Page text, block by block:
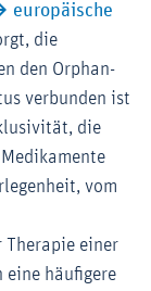
europäische
die
den Orphan-
verbunden ist
die
vom
einer
eine häufigere